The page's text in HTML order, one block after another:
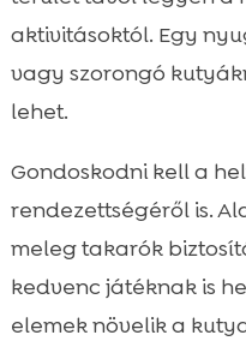
aktivitásoktól. Egy
vagy szorongó
lehet.
Gondoskodni kell a
rendezettségéről is.
meleg takarók
kedvenc játéknak is
elemek növelik a